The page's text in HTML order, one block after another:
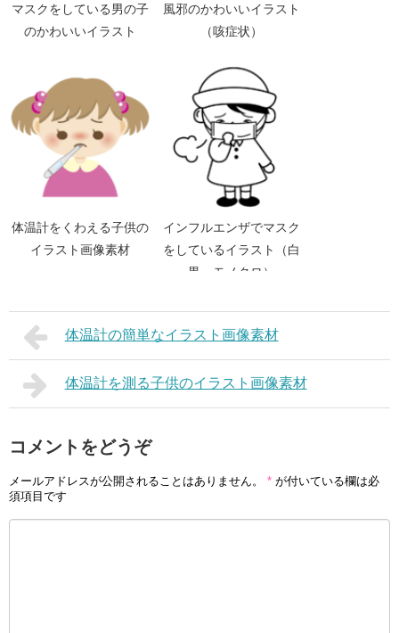
マスクをしている男の子
のかわいいイラスト
風邪のかわいいイラスト
（咳症状）
体温計をくわえる子供の
イラスト画像素材
インフルエンザでマスク
をしているイラスト（白
黒、モノクロ）
体温計の簡単なイラスト画像素材
体温計を測る子供のイラスト画像素材
コメントをどうぞ
メールアドレスが公開されることはありません。 * が付いている欄は必
須項目です